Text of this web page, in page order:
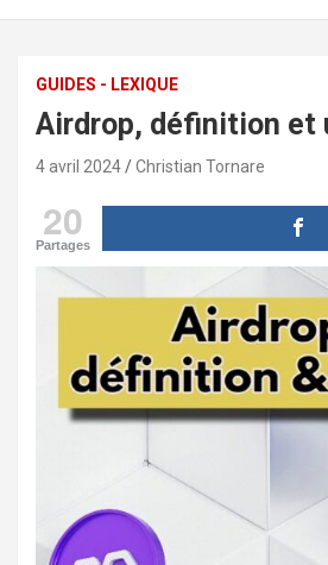
GUIDES - LEXIQUE
Airdrop, définition
4 avril 2024 Christian Tornare
20
Partages